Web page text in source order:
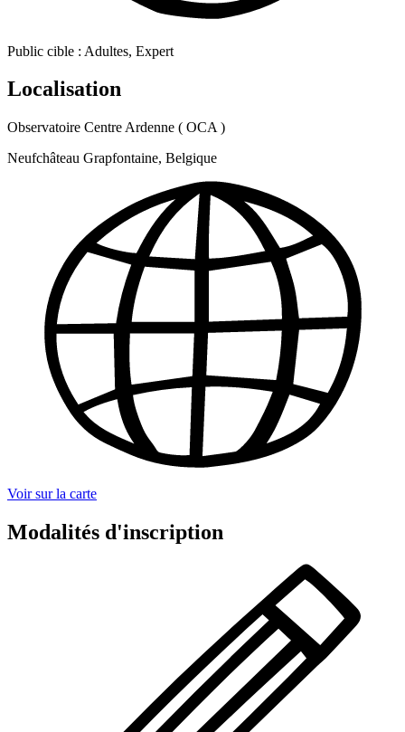
Public cible : Adultes, Expert
Localisation
Observatoire Centre Ardenne ( OCA )
Neufchâteau Grapfontaine, Belgique
Voir sur la carte
Modalités d'inscription